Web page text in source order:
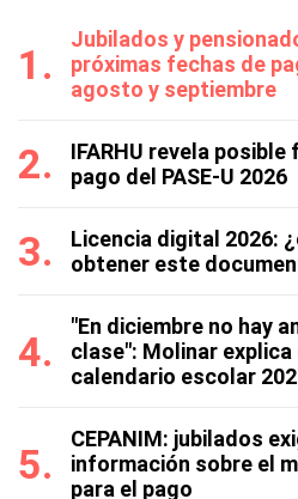
Jubilados y
próximas fechas de
agosto y septiembre
IFARHU revela
pago del PASE-U 2026
Licencia digital 2026:
obtener este
"En diciembre no hay
clase": Molinar explica
calendario escolar
CEPANIM: jubilados
información sobre el
para el pago